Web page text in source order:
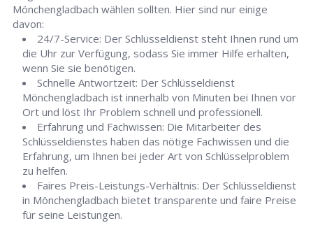
Mönchengladbach wählen sollten. Hier sind nur einige
davon:
24/7-Service: Der Schlüsseldienst steht Ihnen rund um
die Uhr zur Verfügung, sodass Sie immer Hilfe erhalten,
wenn Sie sie benötigen.
Schnelle Antwortzeit: Der Schlüsseldienst
Mönchengladbach ist innerhalb von Minuten bei Ihnen vor
Ort und löst Ihr Problem schnell und professionell.
Erfahrung und Fachwissen: Die Mitarbeiter des
Schlüsseldienstes haben das nötige Fachwissen und die
Erfahrung, um Ihnen bei jeder Art von Schlüsselproblem
zu helfen.
Faires Preis-Leistungs-Verhältnis: Der Schlüsseldienst
in Mönchengladbach bietet transparente und faire Preise
für seine Leistungen.